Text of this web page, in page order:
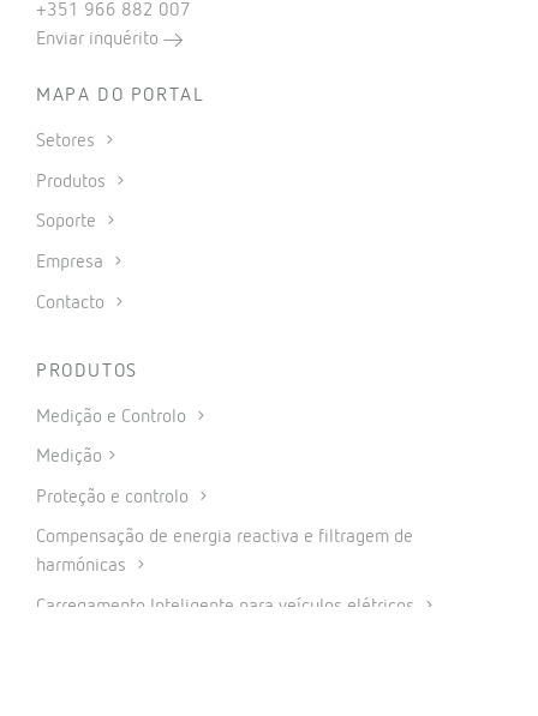
+351 966 882 007
Enviar inquérito
MAPA DO PORTAL
Setores
Produtos
Soporte
Empresa
Contacto
PRODUTOS
Medição e Controlo
Medição
Proteção e controlo
Compensação de energia reactiva e filtragem de
harmónicas
Carregamento Inteligente para veículos elétricos